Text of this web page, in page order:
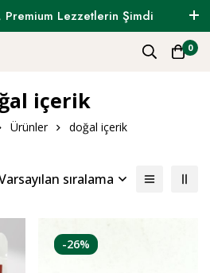
Lezzetlerin Şimdi
0
içerik
Ürünler doğal içerik
sıralama
-26%